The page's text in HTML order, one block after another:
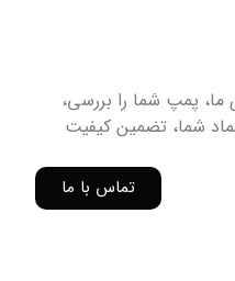
ما، پمپ شما را بررسی،
شما، تضمین کیفیت
تماس با ما